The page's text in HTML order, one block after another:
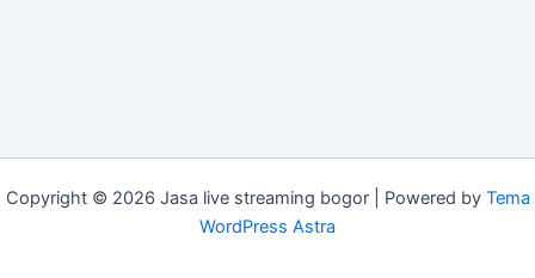
Copyright © 2026 Jasa live streaming bogor | Powered by Tema
WordPress Astra